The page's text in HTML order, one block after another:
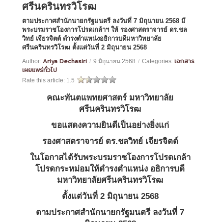
ศรีนครินทรวิโรฒ
ตามประกาศสำนักนายกรัฐมนตรี ลงวันที่ 7 มิถุนายน 2568 มี
พระบรมราชโองการโปรดเกล้าฯ ให้ รองศาสตราจารย์ ดร.ชล
วิทย์ เจียรจิตต์ ดำรงตำแหน่งอธิการบดีมหาวิทยาลัย
ศรีนครินทรวิโรฒ ตั้งแต่วันที่ 2 มิถุนายน 2568
Author: Ariya Dechasiri / 9 มิถุนายน 2568 / Categories: เอกสาร
เผยแพร่ทั่วไป
Rate this article: 1.5
คณะทันตแพทยศาสตร์ มหาวิทยาลัย
ศรีนครินทรวิโรฒ
ขอแสดงความยินดีเป็นอย่างยิ่งแก่
รองศาสตราจารย์ ดร.ชลวิทย์ เจียรจิตต์
ในโอกาสได้รับพระบรมราชโองการโปรดเกล้า
โปรดกระหม่อมให้ดำรงตำแหน่ง อธิการบดี
มหาวิทยาลัยศรีนครินทรวิโรฒ
ตั้งแต่วันที่ 2 มิถุนายน 2568
ตามประกาศสำนักนายกรัฐมนตรี ลงวันที่ 7